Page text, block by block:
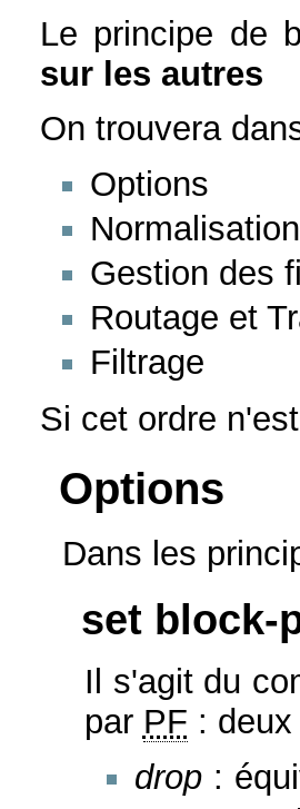
Le principe de
sur les autres
On trouvera
Options
Normalisation
Gestion des
Routage et
Filtrage
Si cet ordre
Options
Dans les
set block-
Il s'agit du
par PF :
drop: